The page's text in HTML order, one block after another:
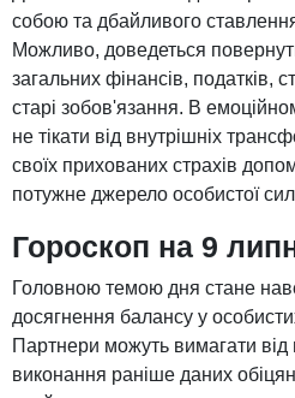
собою та дбайливого
Можливо, доведеться
загальних фінансів, податків,
старі зобов'язання. В
не тікати від внутрішніх
своїх прихованих страхів
потужне джерело особистої
Гороскоп на 9
Головною темою дня стане
досягнення балансу у
Партнери можуть вимагати від
виконання раніше даних